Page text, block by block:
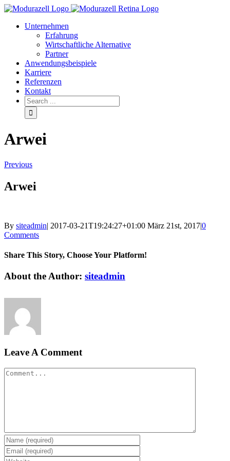
Unternehmen
Erfahrung
Wirtschaftliche Alternative
Partner
Anwendungsbeispiele
Karriere
Referenzen
Kontakt
Arwei
Previous
Arwei
By siteadmin| 2017-03-21T19:24:27+01:00 März 21st, 2017|0
Comments
Share This Story, Choose Your Platform!
Facebook
Twitter
Linkedin
Reddit
Tumblr
Google+
Pinterest
Vk
Email
About the Author: siteadmin
Leave A Comment
Comment